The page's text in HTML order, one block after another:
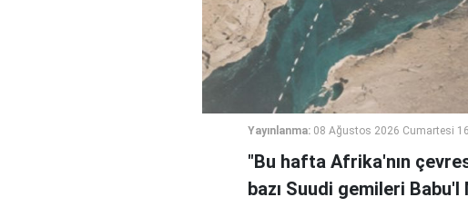
Yayınlanma: 08 Ağustos 2026 Cumartesi
"Bu hafta Afrika'nın
bazı Suudi gemileri